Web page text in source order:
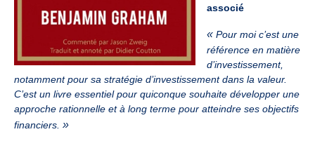
associé
« Pour moi c’est une
référence en matière
d’investissement,
notamment pour sa stratégie d’investissement dans la valeur.
C’est un livre essentiel pour quiconque souhaite développer une
approche rationnelle et à long terme pour atteindre ses objectifs
financiers. »